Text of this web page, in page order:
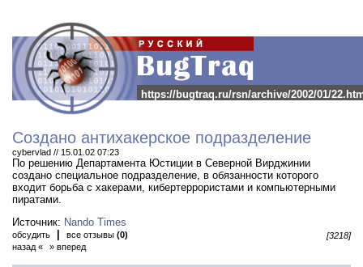
https://bugtraq.ru/rsn/archive/2002/01/
Создано антихакерское подразделение
cybervlad // 15.01.02 07:23
По решению Департамента Юстиции в Северной Вирджинии
создано специальное подразделение, в обязанности которого
входит борьба с хакерами, кибертеррористами и компьютерными
пиратами.
Источник: Nando Times
обсудить все отзывы (0)
[3218]
назад «
» вперед